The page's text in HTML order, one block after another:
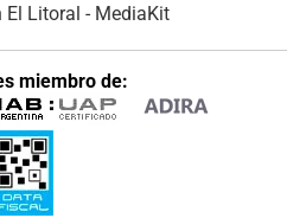
El Litoral - MediaKit
miembro de: